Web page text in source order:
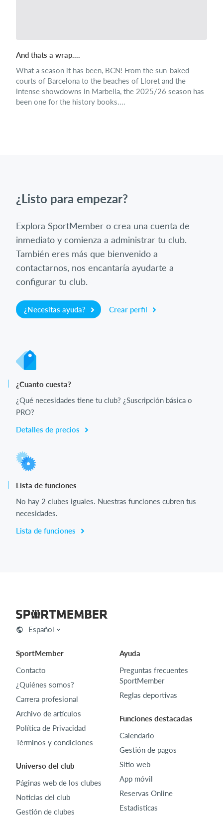
And thats a wrap....
What a season it has been, BCN! From the sun-baked
courts of Barcelona to the beaches of Lloret and the
intense showdowns in Marbella, the 2025/26 season has
been one for the history books....
¿Listo para empezar?
Explora SportMember o crea una cuenta de
inmediato y comienza a administrar tu club.
También eres más que bienvenido a
contactarnos, nos encantaría ayudarte a
configurar tu club.
¿Necesitas ayuda? Crear perfil
¿Cuanto cuesta?
¿Qué necesidades tiene tu club? ¿Suscripción básica o
PRO?
Detalles de precios
Lista de funciones
No hay 2 clubes iguales. Nuestras funciones cubren tus
necesidades.
Lista de funciones
Español
SportMember
Contacto
¿Quiénes somos?
Carrera profesional
Archivo de artículos
Política de Privacidad
Términos y condiciones
Universo del club
Páginas web de los clubes
Noticias del club
Gestión de clubes
Ayuda
Preguntas frecuentes
SportMember
Reglas deportivas
Funciones destacadas
Calendario
Gestión de pagos
Sitio web
App móvil
Reservas Online
Estadisticas